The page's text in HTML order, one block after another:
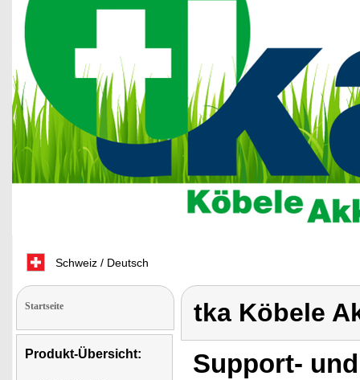
Schweiz / Deutsch
Startseite
Produkt-Übersicht:
tka Köbele
Support-